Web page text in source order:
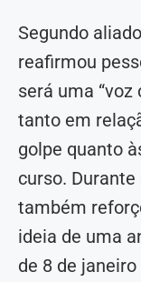
Segundo
reafirmou
será uma “voz
tanto em
golpe quanto
curso.
também
ideia de uma
de 8 de